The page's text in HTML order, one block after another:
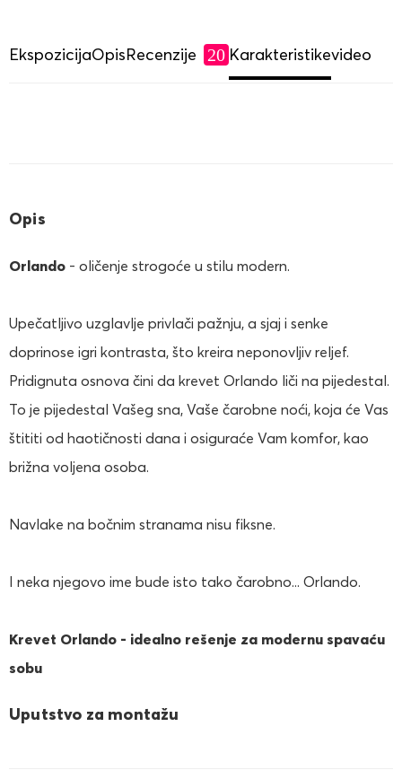
EkspozicijaOpisRecenzije 20 Karakteristikevideo
Opis
Orlando - oličenje strogoće u stilu modern.
Upečatljivo uzglavlje privlači pažnju, a sjaj i senke
doprinose igri kontrasta, što kreira neponovljiv reljef.
Pridignuta osnova čini da krevet Orlando liči na pijedestal.
To je pijedestal Vašeg sna, Vaše čarobne noći, koja će Vas
štititi od haotičnosti dana i osiguraće Vam komfor, kao
brižna voljena osoba.
Navlake na bočnim stranama nisu fiksne.
I neka njegovo ime bude isto tako čarobno... Orlando.
Krevet Orlando - idealno rešenje za modernu spavaću
sobu
Uputstvo za montažu